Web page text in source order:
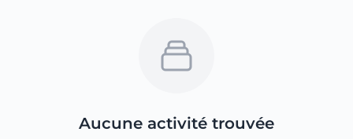
Aucune activité trouvée